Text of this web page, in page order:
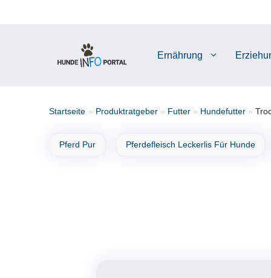
Ernährung
Startseite » Produktratgeber » Futter » Hundefutter »
Pferd Pur Pferdefleisch Leckerlis Für Hunde